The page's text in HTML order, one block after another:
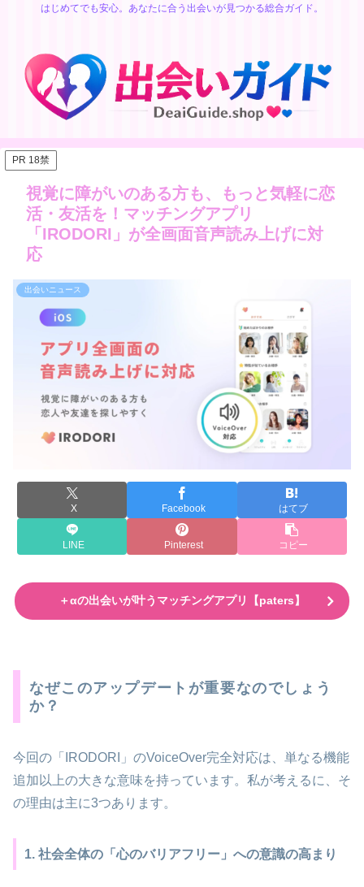
はじめてでも安心。あなたに合う出会いが見つかる総合ガイド。
PR 18禁
視覚に障がいのある方も、もっと気軽に恋
活・友活を！マッチングアプリ
「IRODORI」が全画面音声読み上げに対
応
出会いニュース
X Facebook はてブ
LINE Pinterest コピー
＋αの出会いが叶うマッチングアプリ【paters】
なぜこのアップデートが重要なのでしょう
か？
今回の「IRODORI」のVoiceOver完全対応は、単なる機能
追加以上の大きな意味を持っています。私が考えるに、そ
の理由は主に3つあります。
1. 社会全体の「心のバリアフリー」への意識の高まり